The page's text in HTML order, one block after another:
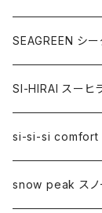
SEAGREEN シー
SI-HIRAI スーヒ
si-si-si comfort
snow peak スノ